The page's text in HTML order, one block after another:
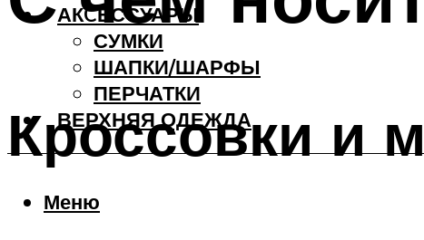
АКCЕССУАРЫ
СУМКИ
ШАПКИ/ШАРФЫ
ПЕРЧАТКИ
ВЕРХНЯЯ ОДЕЖДА
Меню
Кроссовки и